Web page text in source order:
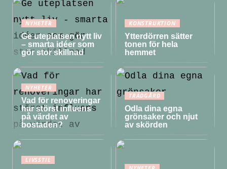
NYHETER
Ge uteplatsen nytt liv
– smarta idéer som
gör stor skillnad
KONSTRUKTION
Ytterdörren sätter
tonen för hela
hemmet
NYHETER
Vad för renoveringar
har störst influens
på värdet av
bostaden?
TRÄDGÅRD
Odla dina egna
grönsaker och njut
av skörden
LIVSSTIL